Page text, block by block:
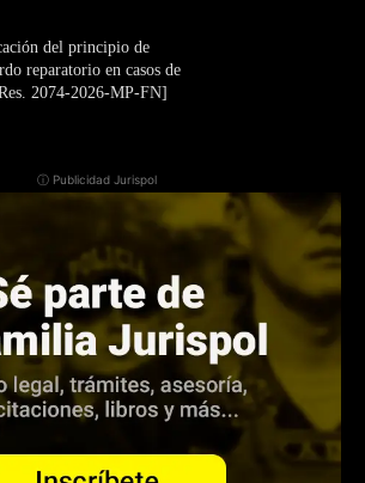
del principio de
reparatorio en casos de
2074-2026-MP-FN]
ⓘ Publicidad Jurispol